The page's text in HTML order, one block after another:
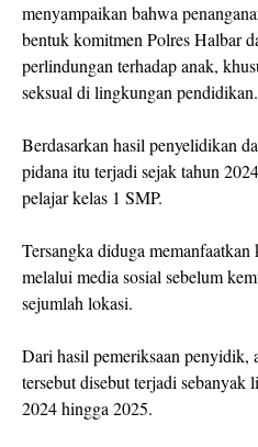
menyampaikan bahwa
bentuk komitmen Polres Halbar
perlindungan terhadap anak,
seksual di lingkungan pendidikan.
Berdasarkan hasil penyelidikan
pidana itu terjadi sejak tahun
pelajar kelas 1 SMP.
Tersangka diduga
melalui media sosial sebelum
sejumlah lokasi.
Dari hasil pemeriksaan penyidik,
tersebut disebut terjadi
2024 hingga 2025.